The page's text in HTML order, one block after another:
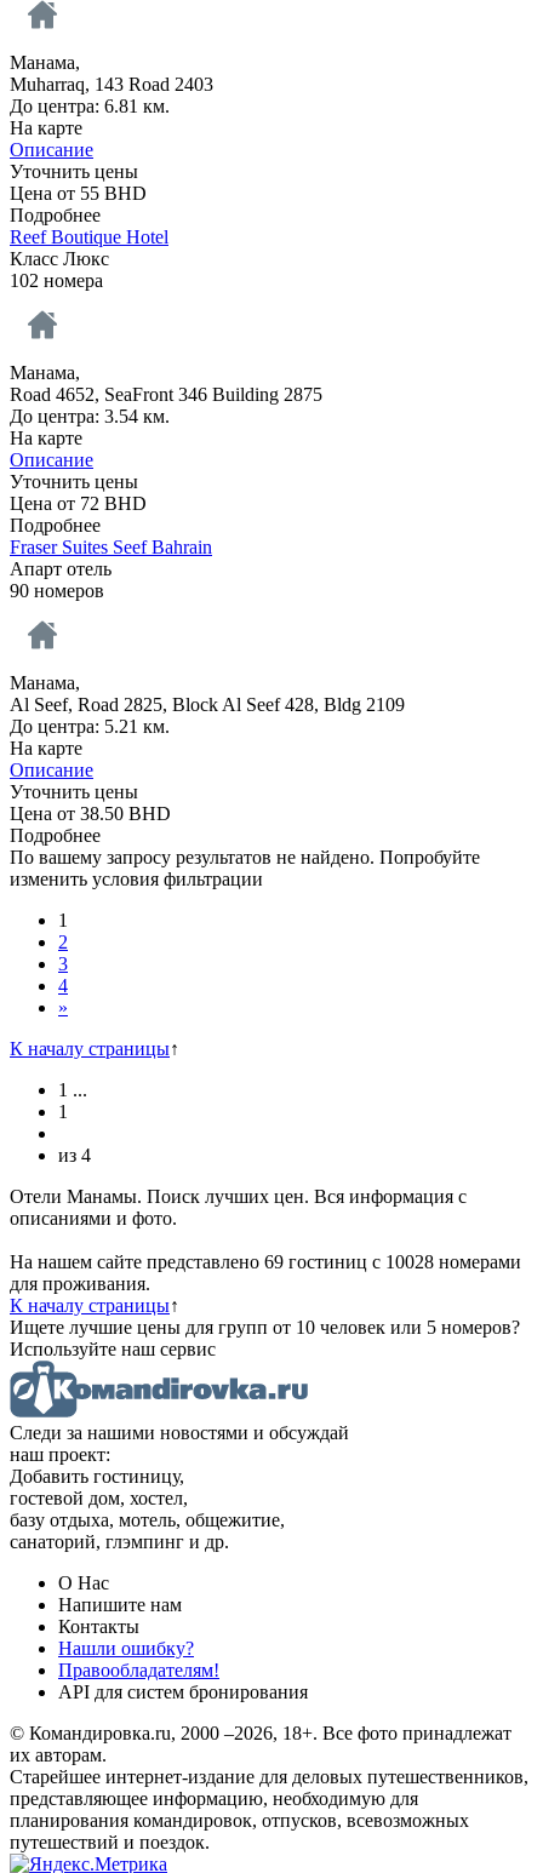
Манама,
Muharraq, 143 Road 2403
До центра: 6.81 км.
На карте
Описание
Уточнить цены
Цена от 55 BHD
Подробнее
Reef Boutique Hotel
Класс Люкс
102 номера
Манама,
Road 4652, SeaFront 346 Building 2875
До центра: 3.54 км.
На карте
Описание
Уточнить цены
Цена от 72 BHD
Подробнее
Fraser Suites Seef Bahrain
Апарт отель
90 номеров
Манама,
Al Seef, Road 2825, Block Al Seef 428, Bldg 2109
До центра: 5.21 км.
На карте
Описание
Уточнить цены
Цена от 38.50 BHD
Подробнее
По вашему запросу результатов не найдено. Попробуйте
изменить условия фильтрации
1
2
3
4
»
К началу страницы↑
1 ...
1
из 4
Отели Манамы. Поиск лучших цен. Вся информация с
описаниями и фото.
На нашем сайте представлено 69 гостиниц с 10028 номерами
для проживания.
К началу страницы↑
Ищете лучшие цены для групп от 10 человек или 5 номеров?
Используйте наш сервис
Следи за нашими новостями и обсуждай
наш проект:
Добавить гостиницу,
гостевой дом, хостел,
базу отдыха, мотель, общежитие,
санаторий, глэмпинг и др.
О Нас
Напишите нам
Контакты
Нашли ошибку?
Правообладателям!
API для систем бронирования
© Командировка.ru, 2000 –2026, 18+. Все фото принадлежат
их авторам.
Старейшее интернет-издание для деловых путешественников,
представляющее информацию, необходимую для
планирования командировок, отпусков, всевозможных
путешествий и поездок.